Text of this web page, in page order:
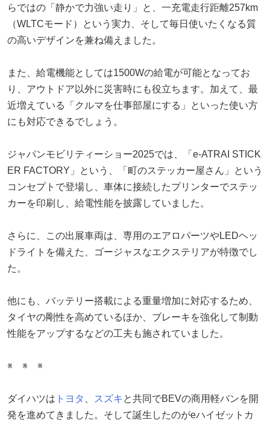
らではの「静かで力強い走り」と、一充電走行距離257km
（WLTCモード）という実力、そして毎日使いたくなる質
の高いデザインを兼ね備えました。
また、給電機能としては1500Wの給電が可能となってお
り、アウトドア以外に災害時にも役立ちます。加えて、最
近増えている「クルマを仕事部屋にする」といった使い方
にも対応できるでしょう。
ジャパンモビリティーショー2025では、「e-ATRAI STICK
ER FACTORY」という、「町のステッカー屋さん」という
コンセプトで登場し、車体に接続したプリンターでステッ
カーを印刷し、給電性能を披露していました。
さらに、この出展車両は、専用のエアロパーツやLEDヘッ
ドライトを備えた、ゴージャスなエクステリアが特徴でし
た。
他にも、バッテリー搭載による重量増加に対応するため、
タイヤの剛性を高めているほか、ブレーキを強化して制動
性能をアップするなどの工夫も施されていました。
※ ※ ※
ダイハツは トヨタ スズキ と共同でBEVの商用軽バンを開
発を進めてきました。そして誕生したのがeハイゼットカ